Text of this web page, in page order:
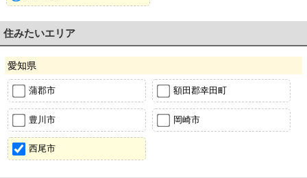
住みたいエリア
愛知県
蒲郡市 額田郡幸田町
豊川市 岡崎市
西尾市